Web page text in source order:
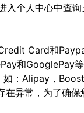
入个人中心中查
Card和
和GooglePay
：Alipay，
异常，为了确